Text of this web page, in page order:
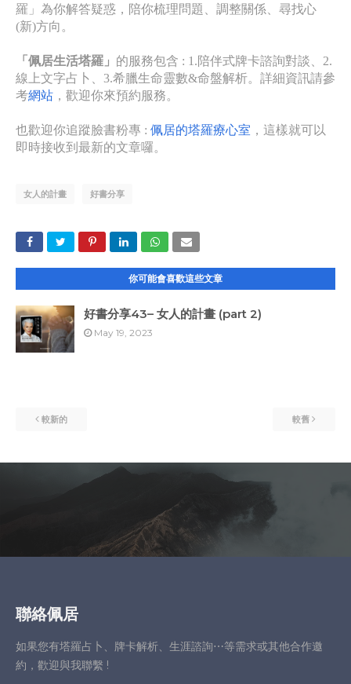
羅」為你解答疑惑，陪你梳理問題、調整關係、尋找心
(新)方向。​​
「佩居生活塔羅」 的服務包含 : 1.陪伴式牌卡諮詢對談 、2.
線上文字占卜、3.希臘生命靈數&命盤解析。詳細資訊請參
考網站 ，歡迎你來預約服務。
也歡迎你追蹤臉書粉專 : 佩居的塔羅療心室 ，這樣就可以
即時接收到最新的文章囉。
女人的計畫 好書分享
你可能會喜歡這些文章
好書分享43– 女人的計畫 (part 2)
May 19, 2023
較新的 較舊
聯絡佩居
如果您有塔羅占卜、牌卡解析、生涯諮詢⋯等需求或其他合作邀
約，歡迎與我聯繫 !